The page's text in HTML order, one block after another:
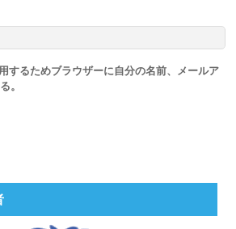
するためブラウザーに自分の名前、メールア
。